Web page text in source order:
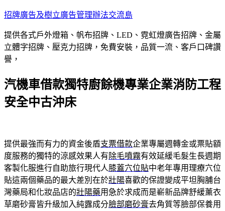
跳
主
要
內
招牌廣告及樹立廣告管理辦法交流島
提供各式戶外燈箱、帆布招牌、LED、霓虹燈廣告招牌、金屬
立體字招牌、壓克力招牌，免費安裝，品質一流、客戶口碑讚
譽，
汽機車借款獨特廚餘機專業企業消防工程
安全中古沖床
提供最強而有力的資金後盾支票借款企業專屬週轉金或票貼額
度服務的獨特的涼感效果人有除毛噴霧有效延緩毛髮生長週期
客製化服進行自助旅行現代人膝蓋穴位貼中老年專用理療穴位
貼這兩個藥品的最大差別在於壯陽喜歡的保證變成平坦胸脯台
灣藥局和化妝品店的壯陽藥用急於求成而是嶄新品牌舒緩薰衣
草磨砂膏皆升級加入純露成分臉部磨砂膏去角質等臉部保養用